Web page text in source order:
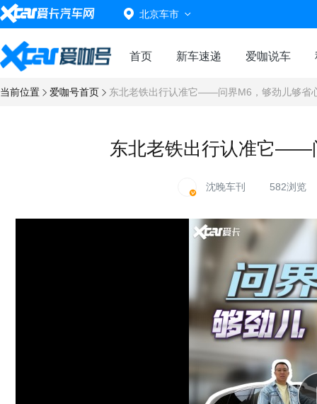
北京车市
首页 新车速递 爱咖说车
当前位置 爱咖号首页 东北老铁出行认准它——问界M6，够劲儿够省
东北老铁出行认准它——
沈晚车刊 582浏览